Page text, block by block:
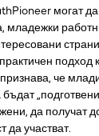
могат
младежки
подход
че
да получат
да участват.